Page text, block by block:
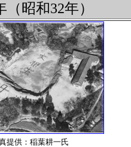
（昭和32年）
提供：稲葉耕一氏